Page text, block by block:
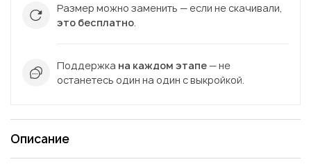
Размер можно заменить — если не скачивали,
это бесплатно
Поддержка на каждом этапе — не
останетесь один на один с выкройкой.
Описание